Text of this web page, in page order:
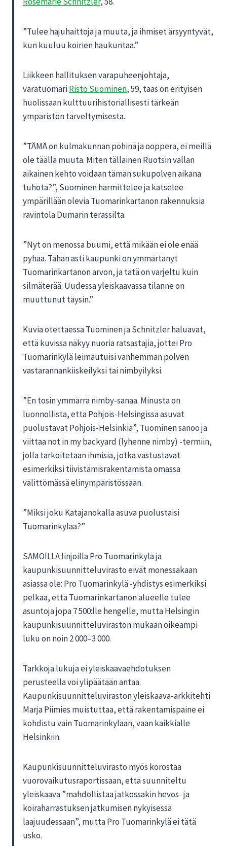
”Tulee hajuhaittoja ja muuta, ja ihmiset ärsyyntyvät,
kun kuuluu koirien haukuntaa.”
Liikkeen hallituksen varapuheenjohtaja,
varatuomariRisto Suominen, 59, taas on erityisen
huolissaan kulttuurihistoriallisesti tärkeän
ympäristön tärveltymisestä.
”TÄMÄon kulmakunnan pöhinä ja ooppera, ei meillä
ole täällä muuta. Miten tällainen Ruotsin vallan
aikainen kehto voidaan tämän sukupolven aikana
tuhota?”, Suominen harmittelee ja katselee
ympärillään olevia Tuomarinkartanon rakennuksia
ravintola Dumarin terassilta.
”Nyt on menossa buumi, että mikään ei ole enää
pyhää. Tähän asti kaupunki on ymmärtänyt
Tuomarinkartanon arvon, ja tätä on varjeltu kuin
silmäterää. Uudessa yleiskaavassa tilanne on
muuttunut täysin.”
Kuvia otettaessa Tuominen ja Schnitzler haluavat,
että kuvissa näkyy nuoria ratsastajia, jottei Pro
Tuomarinkylä leimautuisi vanhemman polven
vastarannankiiskeilyksi tai nimbyilyksi.
”En tosin ymmärrä nimby-sanaa. Minusta on
luonnollista, että Pohjois-Helsingissä asuvat
puolustavat Pohjois-Helsinkiä”, Tuominen sanoo ja
viittaa not in my backyard (lyhenne nimby) -termiin,
jolla tarkoitetaan ihmisiä, jotka vastustavat
esimerkiksi tiivistämisrakentamista omassa
välittömässä elinympäristössään.
”Miksi joku Katajanokalla asuva puolustaisi
Tuomarinkylää?”
SAMOILLA linjoilla Pro Tuomarinkylä ja
kaupunkisuunnitteluvirasto eivät monessakaan
asiassa ole: Pro Tuomarinkylä -yhdistys esimerkiksi
pelkää, että Tuomarinkartanon alueelle tulee
asuntoja jopa 7 500:lle hengelle, mutta Helsingin
kaupunkisuunnitteluviraston mukaan oikeampi
luku on noin 2 000–3 000.
Tarkkoja lukuja ei yleiskaavaehdotuksen
perusteella voi ylipäätään antaa.
Kaupunkisuunnitteluviraston yleiskaava-arkkitehti
Marja Piimies muistuttaa, että rakentamispaine ei
kohdistu vain Tuomarinkylään, vaan kaikkialle
Helsinkiin.
Kaupunkisuunnitteluvirasto myös korostaa
vuorovaikutusraportissaan, että suunniteltu
yleiskaava ”mahdollistaa jatkossakin hevos- ja
koiraharrastuksen jatkumisen nykyisessä
laajuudessaan”, mutta Pro Tuomarinkylä ei tätä
usko.